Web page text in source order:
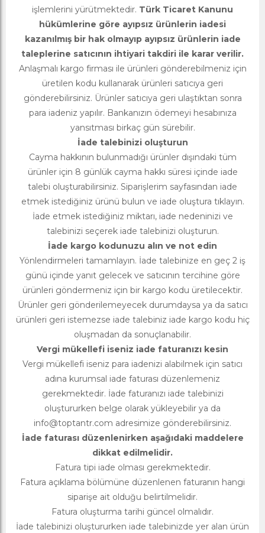
işlemlerini yürütmektedir. Türk Ticaret Kanunu
hükümlerine göre ayıpsız ürünlerin iadesi
kazanılmış bir hak olmayıp ayıpsız ürünlerin iade
taleplerine satıcının ihtiyari takdiri ile karar verilir.
Anlaşmalı kargo firması ile ürünleri gönderebilmeniz için
üretilen kodu kullanarak ürünleri satıcıya geri
gönderebilirsiniz. Ürünler satıcıya geri ulaştıktan sonra
para iadeniz yapılır. Bankanızın ödemeyi hesabınıza
yansıtması birkaç gün sürebilir.
İade talebinizi oluşturun
Cayma hakkının bulunmadığı ürünler dışındaki tüm
ürünler için 8 günlük cayma hakkı süresi içinde iade
talebi oluşturabilirsiniz. Siparişlerim sayfasından iade
etmek istediğiniz ürünü bulun ve iade oluştura tıklayın.
İade etmek istediğiniz miktarı, iade nedeninizi ve
talebinizi seçerek iade talebinizi oluşturun.
İade kargo kodunuzu alın ve not edin
Yönlendirmeleri tamamlayın. İade talebinize en geç 2 iş
günü içinde yanıt gelecek ve satıcının tercihine göre
ürünleri göndermeniz için bir kargo kodu üretilecektir.
Ürünler geri gönderilemeyecek durumdaysa ya da satıcı
ürünleri geri istemezse iade talebiniz iade kargo kodu hiç
oluşmadan da sonuçlanabilir.
Vergi mükellefi iseniz iade faturanızı kesin
Vergi mükellefi iseniz para iadenizi alabilmek için satıcı
adına kurumsal iade faturası düzenlemeniz
gerekmektedir. İade faturanızı iade talebinizi
oluştururken belge olarak yükleyebilir ya da
info@toptantr.com adresimize gönderebilirsiniz.
İade faturası düzenlenirken aşağıdaki maddelere
dikkat edilmelidir.
Fatura tipi iade olması gerekmektedir.
Fatura açıklama bölümüne düzenlenen faturanın hangi
siparişe ait olduğu belirtilmelidir.
Fatura oluşturma tarihi güncel olmalıdır.
İade talebinizi oluştururken iade talebinizde yer alan ürün